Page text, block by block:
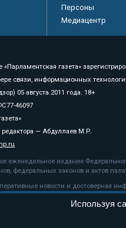
Персоны
Медиацентр
газета»
связи, информационных
05 августа 2011 года. 18+
46097
— Абдуллаев М.Р.
еженедельное издание
федеральных законов и актов
новости и достоверная
на pnp.ru обязательна.
рекомендательные технологии
Используя